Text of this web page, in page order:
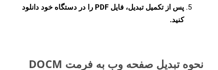
پس از تکمیل تبدیل، فایل PDF را در دستگاه خود دانلود
کنید.
نحوه تبدیل صفحه وب به فرمت DOCM